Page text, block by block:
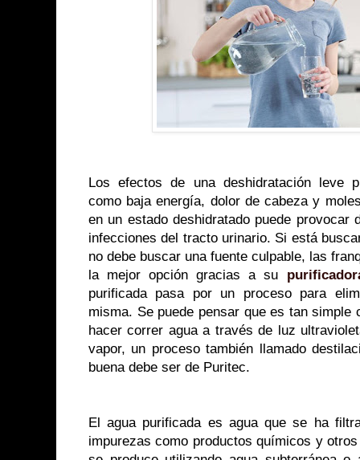
Los efectos de una deshidratación leve
como baja energía, dolor de cabeza y
en un estado deshidratado puede provocar
infecciones del tracto urinario. Si está
no debe buscar una fuente culpable, las
la mejor opción gracias a su
purificada pasa por un proceso para
misma. Se puede pensar que es tan
hacer correr agua a través de luz
vapor, un proceso también llamado
buena debe ser de Puritec.
El agua purificada es agua que se ha
impurezas como productos químicos y